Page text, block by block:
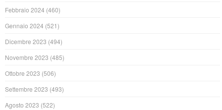
Febbraio 2024 (460)
Gennaio 2024 (521)
Dicembre 2023 (494)
Novembre 2023 (485)
Ottobre 2023 (506)
Settembre 2023 (493)
Agosto 2023 (522)